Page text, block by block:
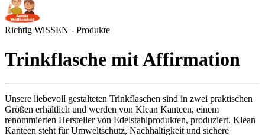
Richtig WiSSEN - Produkte
Trink­fla­sche mit Af­fir­ma­ti­on
Unsere liebevoll gestalteten Trinkflaschen sind in zwei praktischen
Größen erhältlich und werden von Klean Kanteen, einem
renommierten Hersteller von Edelstahlprodukten, produziert. Klean
Kanteen steht für Umweltschutz, Nachhaltigkeit und sichere